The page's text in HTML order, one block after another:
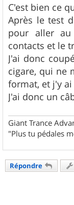
C'est bien ce
Après le test
pour aller
contacts et le
J'ai donc
cigare, qui ne
format, et j'y
J'ai donc un
Giant Trance
"Plus tu pédales
Répondre